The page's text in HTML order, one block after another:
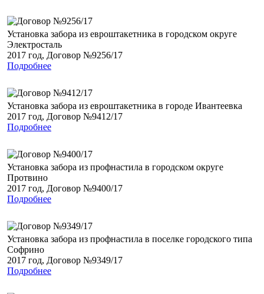
Установка забора из евроштакетника в городском округе
Электросталь
2017 год, Договор №9256/17
Подробнее
Установка забора из евроштакетника в городе Ивантеевка
2017 год, Договор №9412/17
Подробнее
Установка забора из профнастила в городском округе
Протвино
2017 год, Договор №9400/17
Подробнее
Установка забора из профнастила в поселке городского типа
Софрино
2017 год, Договор №9349/17
Подробнее